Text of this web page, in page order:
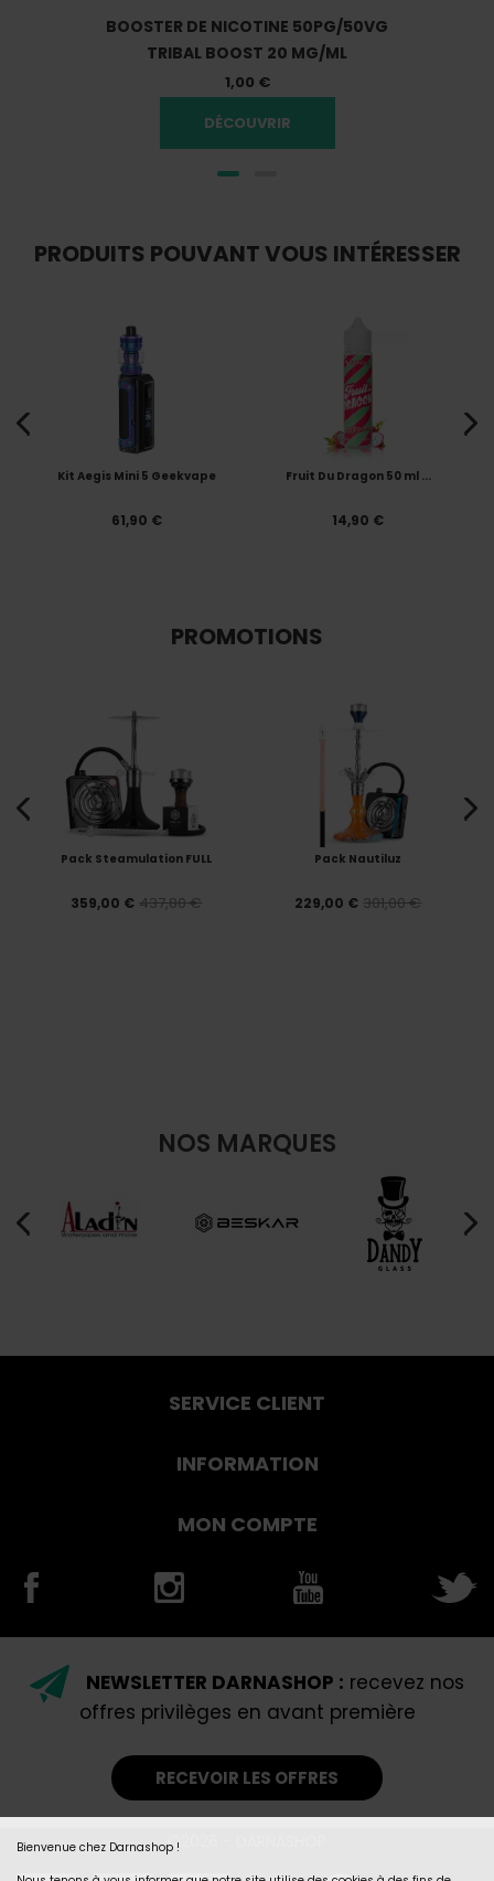
BOOSTER DE NICOTINE 50PG/50VG
TRIBAL BOOST 20 MG/ML
1,00 €
DÉCOUVRIR
PRODUITS POUVANT VOUS INTÉRESSER
Kit Aegis Mini 5 Geekvape
61,90 €
Fruit Du Dragon 50 ml ...
14,90 €
PROMOTIONS
Pack Steamulation FULL
359,00 € 437,80 €
Pack Nautiluz
229,00 € 301,00 €
NOS MARQUES
Bienvenue chez Darnashop !
SERVICE CLIENT
INFORMATION
MON COMPTE
NEWSLETTER DARNASHOP : recevez nos
offres privilèges en avant première
RECEVOIR LES OFFRES
©2026 - DARNASHOP